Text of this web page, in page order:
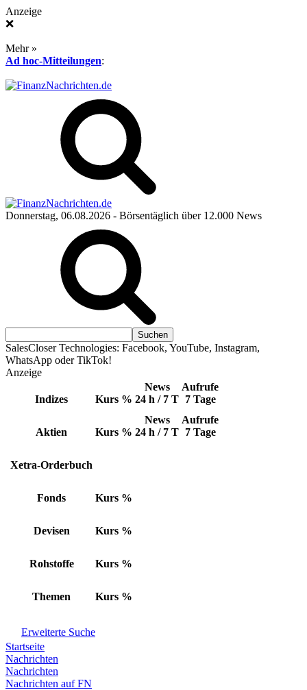
Anzeige
❌
Mehr »
Ad hoc-Mitteilungen:
Donnerstag, 06.08.2026 - Börsentäglich über 12.000 News
SalesCloser Technologies: Facebook, YouTube, Instagram,
WhatsApp oder TikTok!
Anzeige
Indizes Kurs %
News
24 h / 7 T
Aufrufe
7 Tage
Aktien Kurs %
News
24 h / 7 T
Aufrufe
7 Tage
Xetra-Orderbuch
Fonds Kurs %
Devisen Kurs %
Rohstoffe Kurs %
Themen Kurs %
Erweiterte Suche
Startseite
Nachrichten
Nachrichten
Nachrichten auf FN